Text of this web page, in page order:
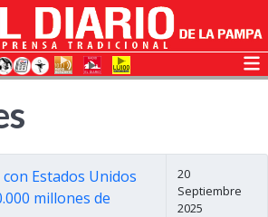
Estados Unidos
millones de
20
Septiembre
2025